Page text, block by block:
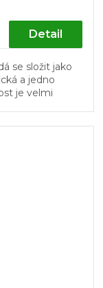
Detail
se složit jako
a jedno
je velmi